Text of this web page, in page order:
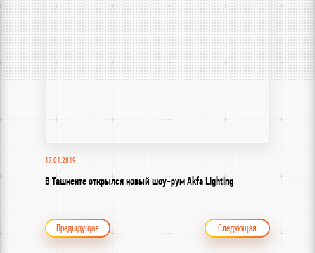
17.01.2019
В Ташкенте открылся новый шоу-рум Akfa Lighting
Предыдущая Следующая